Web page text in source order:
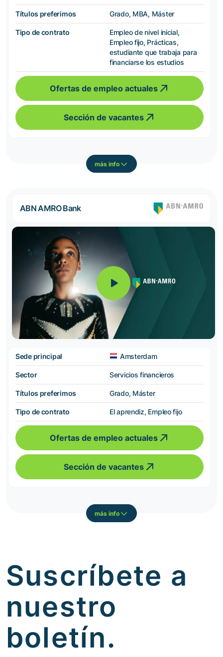
Títulos preferimos Grado, MBA, Máster
Tipo de contrato
Empleo de nivel inicial,
Empleo fijo, Prácticas,
estudiante que trabaja para
financiarse los estudios
Ofertas de empleo actuales
Sección de vacantes
más info
ABN AMRO Bank
Sede principal Amsterdam
Sector Servicios financieros
Títulos preferimos Grado, Máster
Tipo de contrato El aprendiz, Empleo fijo
Ofertas de empleo actuales
Sección de vacantes
más info
Suscríbete a
nuestro
boletín.